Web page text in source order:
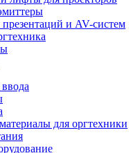
и AV-систем
для оргтехники